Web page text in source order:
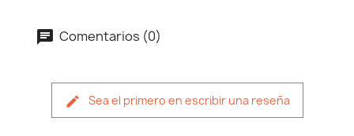
Comentarios (0)
Sea el primero en escribir una reseña